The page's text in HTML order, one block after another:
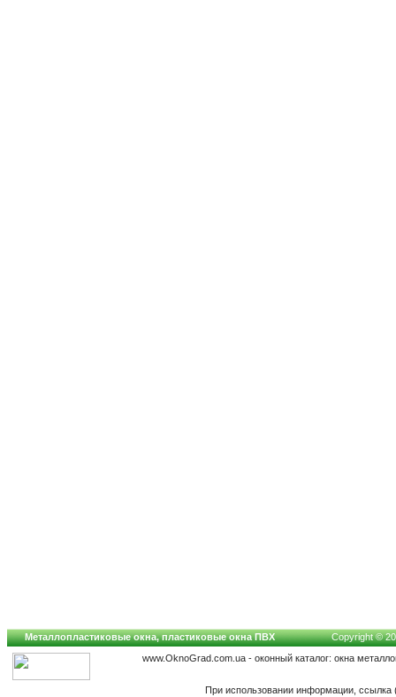
Металлопластиковые окна, пластиковые окна ПВХ
Copyright ©
www.OknoGrad.com.ua - оконный каталог: окна
При использовании информации, ссылка